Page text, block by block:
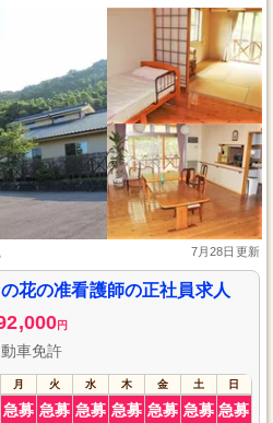
7月28日更新
花の准看護師の正社員求人
円
車免許
月 火 水 木 金 土 日
急募 急募 急募 急募 急募 急募 急募